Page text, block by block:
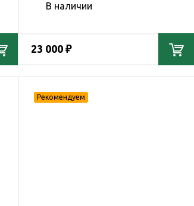
В наличии
23 000 ₽